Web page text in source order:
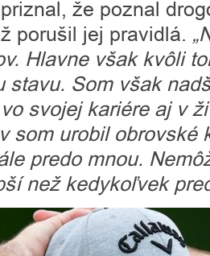
že poznal
porušil jej pravidlá.
Hlavne však kvôli
stavu. Som však
svojej kariére aj v
som urobil obrovské
predo mnou.
než kedykoľvek